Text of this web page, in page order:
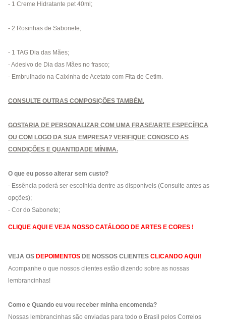
- 1 Creme Hidratante pet 40ml;
- 2 Rosinhas de Sabonete;
- 1 TAG Dia das Mães;
- Adesivo de Dia das Mães no frasco;
- Embrulhado na Caixinha de Acetato com Fita de Cetim.
CONSULTE OUTRAS COMPOSIÇÕES TAMBÉM.
GOSTARIA DE PERSONALIZAR COM UMA FRASE/ARTE ESPECÍFICA
OU COM LOGO DA SUA EMPRESA? VERIFIQUE CONOSCO AS
CONDIÇÕES E QUANTIDADE MÍNIMA.
O que eu posso alterar sem custo?
- Essência poderá ser escolhida dentre as disponíveis (Consulte antes as
opções);
- Cor do Sabonete;
CLIQUE AQUI E VEJA NOSSO CATÁLOGO DE ARTES E CORES !
VEJA OS DEPOIMENTOS DE NOSSOS CLIENTES CLICANDO AQUI!
Acompanhe o que nossos clientes estão dizendo sobre as nossas
lembrancinhas!
Como e Quando eu vou receber minha encomenda?
Nossas lembrancinhas são enviadas para todo o Brasil pelos Correios